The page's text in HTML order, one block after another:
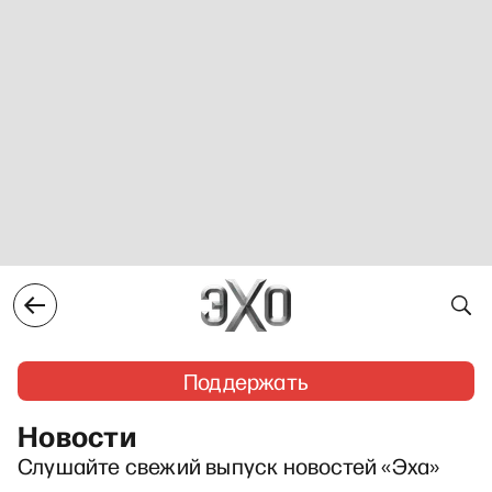
Поддержать
Новости
Слушайте свежий выпуск новостей «Эха»